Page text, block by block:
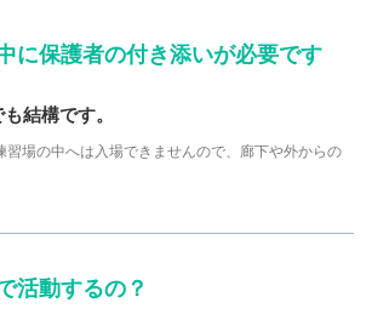
保護者の付き添いが必要です
結構です。
場の中へは入場できませんので、廊下や外からの
活動するの？